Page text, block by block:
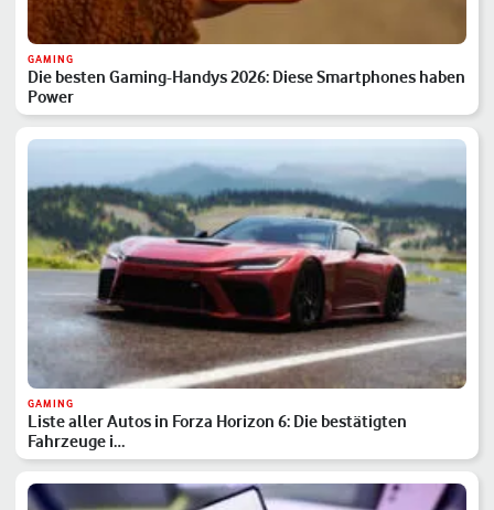
GAMING
Die besten Gaming-Handys 2026: Diese Smartphones haben
Power
GAMING
Liste aller Autos in Forza Horizon 6: Die bestätigten
Fahrzeuge i…